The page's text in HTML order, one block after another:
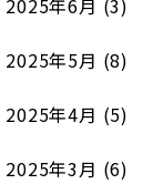
2025年6月 (3)
2025年5月 (8)
2025年4月 (5)
2025年3月 (6)